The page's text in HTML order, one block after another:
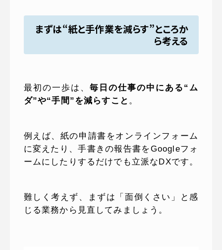
まずは“紙と手作業を減らす”ところか
ら考える
最初の一歩は、 毎日の仕事の中にある“ム
ダ”や“手間”を減らすこと 。
例えば、紙の申請書をオンラインフォーム
に変えたり、手書きの報告書をGoogleフォ
ームにしたりするだけでも立派なDXです。
難しく考えず、まずは「面倒くさい」と感
じる業務から見直してみましょう。